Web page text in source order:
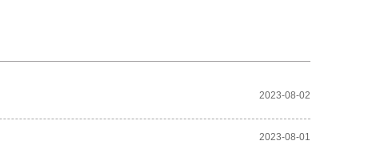
2023-08-02
2023-08-01